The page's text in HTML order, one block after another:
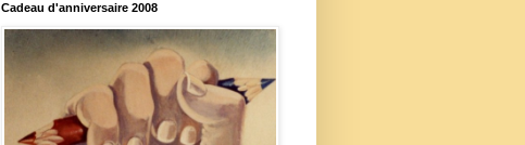
Cadeau d'anniversaire 2008